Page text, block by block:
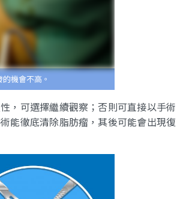
機會不高。
，可選擇繼續觀察；否則可直接以手術
能徹底清除脂肪瘤，其後可能會出現復